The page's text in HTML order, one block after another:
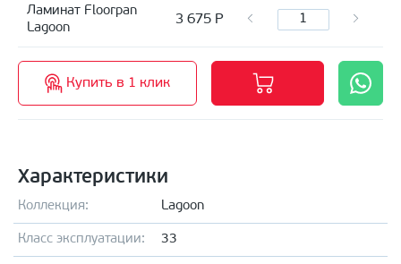
Ламинат Floorpan
Lagoon
3 675 Р
Купить в 1 клик
Характеристики
Коллекция: Lagoon
Класс эксплуатации: 33